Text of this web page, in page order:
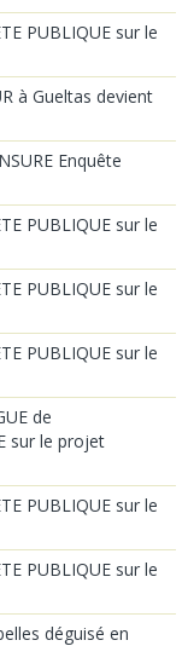
PUBLIQUE sur le
à Gueltas devient
Enquête
PUBLIQUE sur le
PUBLIQUE sur le
PUBLIQUE sur le
de
sur le projet
PUBLIQUE sur le
PUBLIQUE sur le
déguisé en